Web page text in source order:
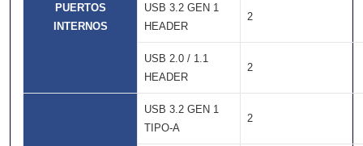
PUERTOS
INTERNOS
USB 3.2 GEN 1
HEADER
2
USB 2.0 / 1.1
HEADER
2
USB 3.2 GEN 1
TIPO-A
2